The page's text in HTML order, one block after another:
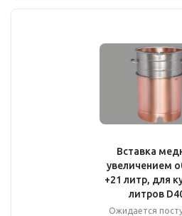
Вставка
увеличением
+21 литр, для
литров
Ожидается